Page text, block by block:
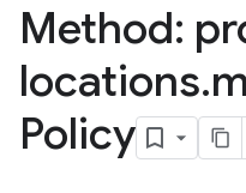
Method:
locations.
Policy